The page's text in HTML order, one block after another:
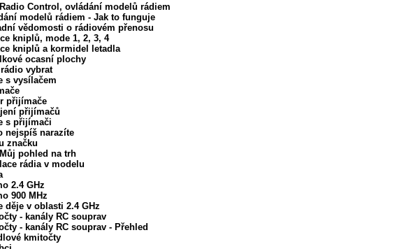
Radio Control, ovládání modelů rádiem
modelů rádiem - Jak to funguje
vědomosti o rádiovém přenosu
kniplů, mode 1, 2, 3, 4
kniplů a kormidel letadla
ocasní plochy
vybrat
s vysílačem
přijímače
přijímačů
s přijímači
nejspíš narazíte
značku
Můj pohled na trh
rádia v modelu
2.4 GHz
900 MHz
děje v oblasti 2.4 GHz
- kanály RC souprav
- kanály RC souprav - Přehled
kmitočty